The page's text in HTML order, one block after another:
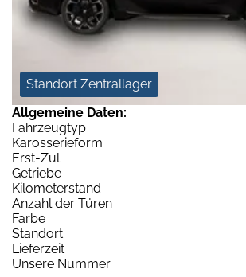
Standort Zentrallager
Allgemeine Daten:
Fahrzeugtyp
Karosserieform
Erst-Zul.
Getriebe
Kilometerstand
Anzahl der Türen
Farbe
Standort
Lieferzeit
Unsere Nummer